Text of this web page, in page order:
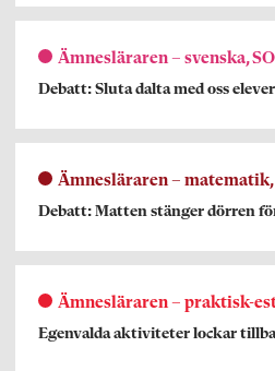
Ämnesläraren – svenska,
Debatt: Sluta dalta med oss
Ämnesläraren –
Debatt: Matten stänger dörren
Ämnesläraren – praktisk-
Egenvalda aktiviteter lockar